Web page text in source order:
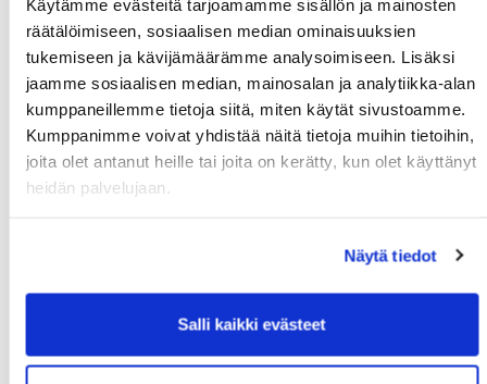
Käytämme evästeitä tarjoamamme sisällön ja mainosten
räätälöimiseen, sosiaalisen median ominaisuuksien
tukemiseen ja kävijämäärämme analysoimiseen. Lisäksi
jaamme sosiaalisen median, mainosalan ja analytiikka-alan
kumppaneillemme tietoja siitä, miten käytät sivustoamme.
Kumppanimme voivat yhdistää näitä tietoja muihin tietoihin,
joita olet antanut heille tai joita on kerätty, kun olet käyttänyt
heidän palvelujaan.
Näytä tiedot
Salli kaikki evästeet
Ma 14.09. klo:
17:00 - 20:00
Pariskuntagolf 7/7 Kalafornia
Ti 15.09. klo:
07:00 - 21:00
Senioritiistai 17 Kalafornia
To 17.09. klo:
Senioreiden
LPG - PGK
Golf
07:00 - 21:00
09:00 - 18:00
Porin Ässät Open